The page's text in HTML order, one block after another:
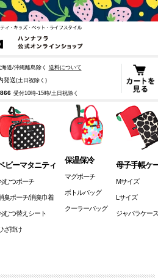
道/沖縄離島除く 送料について
発送(土日祝除く)
受付10時-15時/土日祝除く
ビーマタニティ
むつポーチ
臭ポーチ/消臭巾着
むつ替えシート
ざ掛け
保温保冷
マグポーチ
ボトルバッグ
クーラーバッグ
母子手帳ケ
Mサイズ
Lサイズ
ジャバラケース